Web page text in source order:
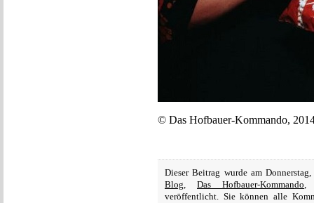
© Das Hofbauer-Kommando,
Dieser Beitrag wurde am
Blog, Das Hofbauer-Kommando
veröffentlicht. Sie können alle